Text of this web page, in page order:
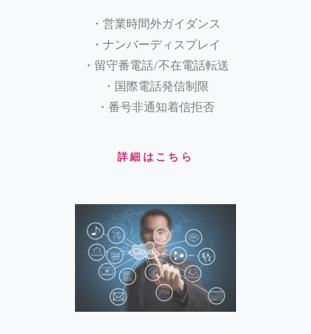
・営業時間外ガイダンス
・ナンバーディスプレイ
・留守番電話/不在電話転送
・国際電話発信制限
・番号非通知着信拒否
詳細はこちら